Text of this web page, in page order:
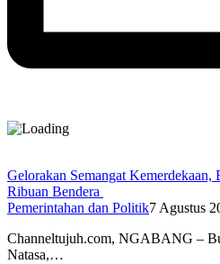
Gelorakan Semangat
Ribuan Bendera
Pemerintahan dan Politik7 Agustus
Channeltujuh.com, NGABANG –
Natasa,…